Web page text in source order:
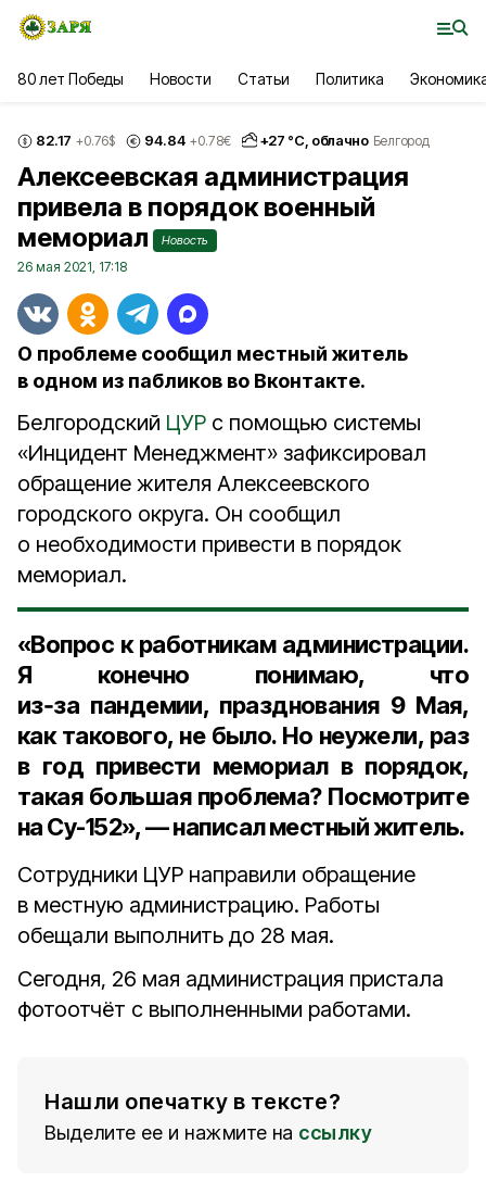
80 лет Победы Новости Статьи Политика
82.17 +0.76$ 94.84 +0.78€ +27 °С, облачно Белгород
Алексеевская администрация
привела в порядок военный
мемориал
Новость
26 мая 2021, 17:18
О проблеме сообщил местный житель
в одном из пабликов во Вконтакте.
Белгородский ЦУР с помощью системы
«Инцидент Менеджмент» зафиксировал
обращение жителя Алексеевского
городского округа. Он сообщил
о необходимости привести в порядок
мемориал.
«Вопрос к работникам администрации.
Я конечно понимаю, что
из‑за пандемии, празднования 9 Мая,
как такового, не было. Но неужели, раз
в год привести мемориал в порядок,
такая большая проблема? Посмотрите
на Су-152», — написал местный житель.
Сотрудники ЦУР направили обращение
в местную администрацию. Работы
обещали выполнить до 28 мая.
Сегодня, 26 мая администрация пристала
фотоотчёт с выполненными работами.
Нашли опечатку в тексте?
Выделите ее и нажмите на ссылку